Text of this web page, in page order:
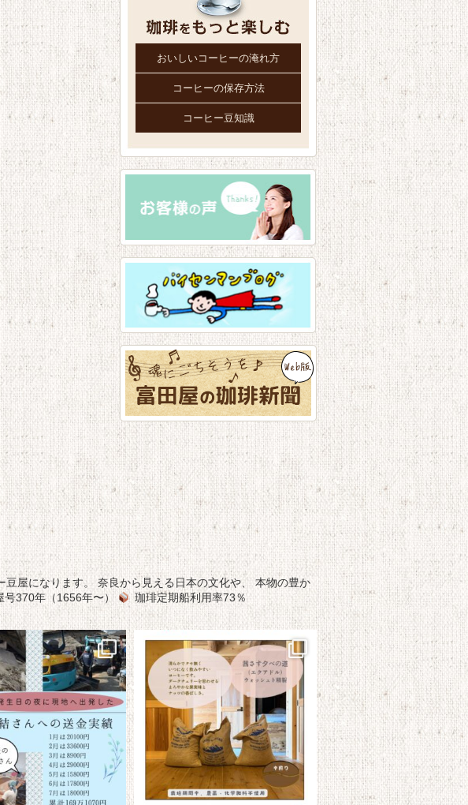
おいしいコーヒーの淹れ方
コーヒーの保存方法
コーヒー豆知識
豆屋になります。 奈良から見える日本の文化や、
本物の豊か
号370年（1656年〜） 珈琲定期船利用率73％